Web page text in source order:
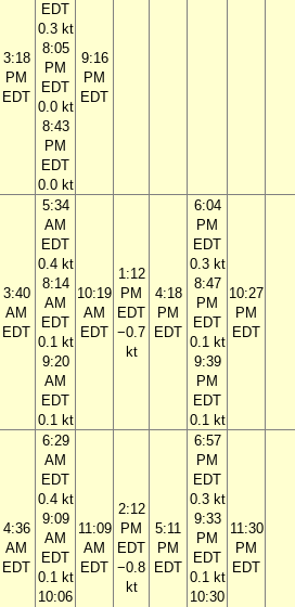
3:18
PM
EDT
EDT
0.3 kt
8:05
PM
EDT
0.0 kt
8:43
PM
EDT
0.0 kt
9:16
PM
EDT
3:40
AM
EDT
5:34
AM
EDT
0.4 kt
8:14
AM
EDT
0.1 kt
9:20
AM
EDT
0.1 kt
10:19
AM
EDT
1:12
PM
EDT
−0.7
kt
4:18
PM
EDT
6:04
PM
EDT
0.3 kt
8:47
PM
EDT
0.1 kt
9:39
PM
EDT
0.1 kt
10:27
PM
EDT
4:36
AM
EDT
6:29
AM
EDT
0.4 kt
9:09
AM
EDT
0.1 kt
10:06
11:09
AM
EDT
2:12
PM
EDT
−0.8
kt
5:11
PM
EDT
6:57
PM
EDT
0.3 kt
9:33
PM
EDT
0.1 kt
10:30
11:30
PM
EDT